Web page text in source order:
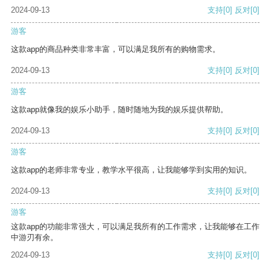
2024-09-13
支持[0] 反对[0]
游客
这款app的商品种类非常丰富，可以满足我所有的购物需求。
2024-09-13 支持[0] 反对[0]
游客
这款app就像我的娱乐小助手，随时随地为我的娱乐提供帮助。
2024-09-13 支持[0] 反对[0]
游客
这款app的老师非常专业，教学水平很高，让我能够学到实用的知识。
2024-09-13 支持[0] 反对[0]
游客
这款app的功能非常强大，可以满足我所有的工作需求，让我能够在工作
中游刃有余。
2024-09-13
支持[0] 反对[0]